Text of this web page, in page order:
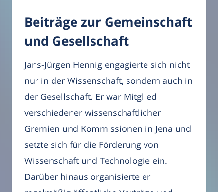
Beiträge zur Gemeinschaft
und Gesellschaft
Jans-Jürgen Hennig engagierte sich nicht
nur in der Wissenschaft, sondern auch in
der Gesellschaft. Er war Mitglied
verschiedener wissenschaftlicher
Gremien und Kommissionen in Jena und
setzte sich für die Förderung von
Wissenschaft und Technologie ein.
Darüber hinaus organisierte er